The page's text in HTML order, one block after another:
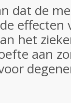
dat de
effecten
het
aan